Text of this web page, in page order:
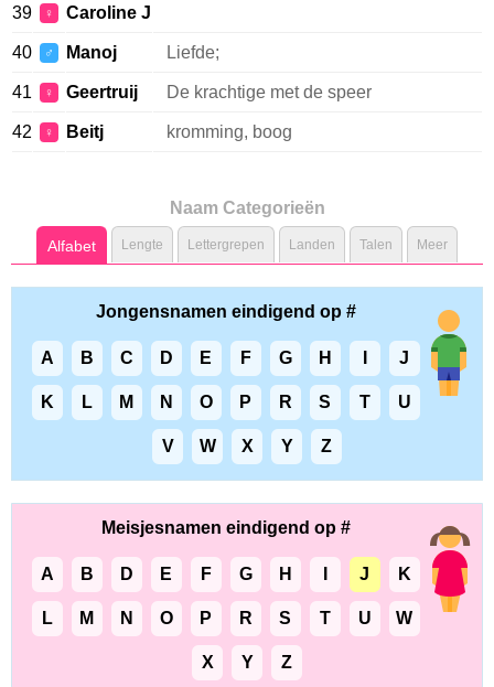
39 ♀ Caroline J
40 ♂ Manoj Liefde;
41 ♀ Geertruij De krachtige met de speer
42 ♀ Beitj kromming, boog
Naam Categorieën
Alfabet Lengte Lettergrepen Landen Talen Meer
Jongensnamen eindigend op #
A B C D E F G H J
K L M N O P R S T U
V W X Y Z
Meisjesnamen eindigend op #
A B D E F G H J K
L M N O P R S T U W
X Y Z